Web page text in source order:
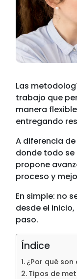
Las
trabajo que
manera
entregando
A diferencia
donde todo se
propone
proceso y
En simple: no
desde el
paso.
Índice
¿Por qué son
Tipos de